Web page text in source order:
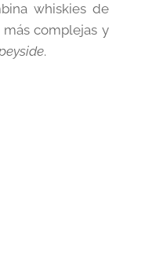
whiskies de
complejas y
.